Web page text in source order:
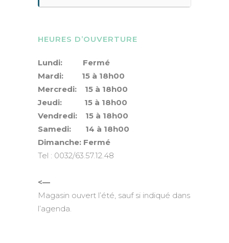
HEURES D’OUVERTURE
Lundi: Fermé
Mardi: 15 à 18h00
Mercredi: 15 à 18h00
Jeudi: 15 à 18h00
Vendredi: 15 à 18h00
Samedi: 14 à 18h00
Dimanche: Fermé
Tel : 0032/63.57.12.48
<—
Magasin ouvert l’été, sauf si indiqué dans
l’agenda.